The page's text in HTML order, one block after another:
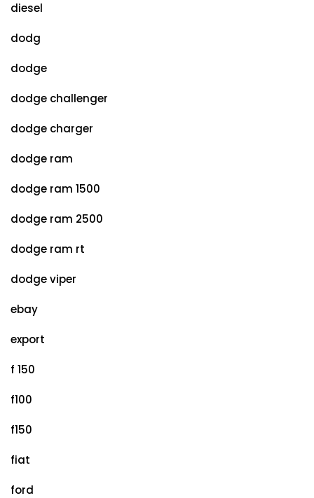
diesel
dodg
dodge
dodge challenger
dodge charger
dodge ram
dodge ram 1500
dodge ram 2500
dodge ram rt
dodge viper
ebay
export
f 150
f100
f150
fiat
ford